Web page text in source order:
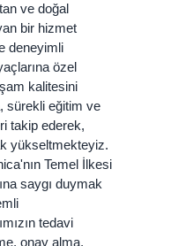
ve doğal
bir hizmet
deneyimli
özel
kalitesini
sürekli eğitim ve
takip ederek,
yükseltmekteyiz.
Temel İlkesi
saygı duymak
tedavi
onay alma,